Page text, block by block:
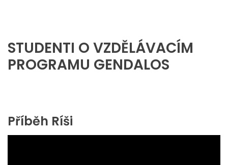
STUDENTI O VZDĚLÁVACÍM
PROGRAMU GENDALOS
Příběh Ríši